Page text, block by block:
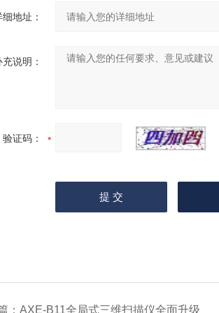
细地址：
充说明：
验证码：
：AXE-B11全局式三维扫描仪全面升级